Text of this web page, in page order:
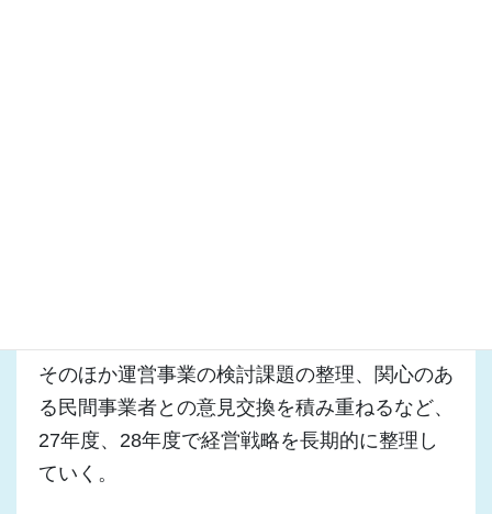
そのほか運営事業の検討課題の整理、関心のあ
る民間事業者との意見交換を積み重ねるなど、
27年度、28年度で経営戦略を長期的に整理し
ていく。